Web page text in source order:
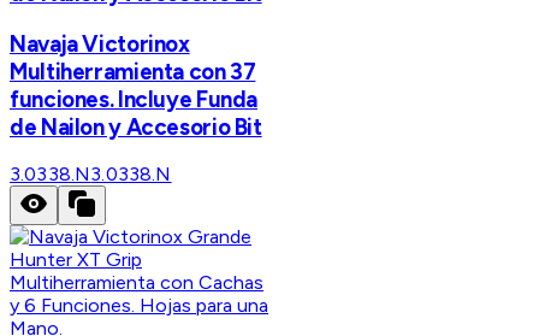
Navaja Victorinox
Multiherramienta con 37
funciones. Incluye Funda
de Nailon y Accesorio Bit
3.0338.N3.0338.N